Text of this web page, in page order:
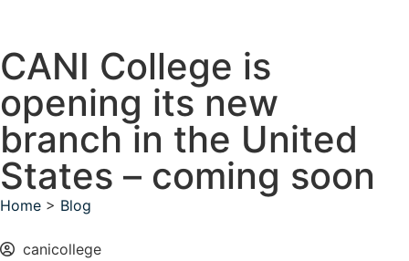
CANI College is
opening its new
branch in the United
States – coming soon
Home > Blog
canicollege